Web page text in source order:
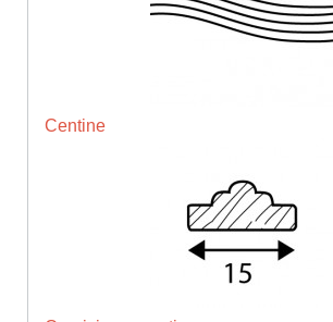
Centine